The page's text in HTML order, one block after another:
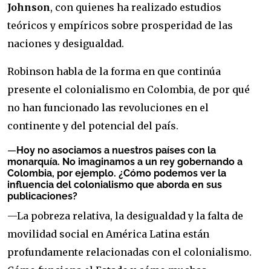
Johnson, con quienes ha realizado estudios
teóricos y empíricos sobre prosperidad de las
naciones y desigualdad.
Robinson habla de la forma en que continúa
presente el colonialismo en Colombia, de por qué
no han funcionado las revoluciones en el
continente y del potencial del país.
—Hoy no asociamos a nuestros países con la
monarquía. No imaginamos a un rey gobernando a
Colombia, por ejemplo. ¿Cómo podemos ver la
influencia del colonialismo que aborda en sus
publicaciones?
—La pobreza relativa, la desigualdad y la falta de
movilidad social en América Latina están
profundamente relacionadas con el colonialismo.